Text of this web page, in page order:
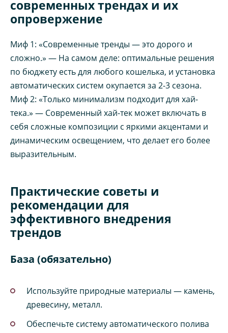
современных трендах и их
опровержение
Миф 1: «Современные тренды — это дорого и
сложно.» — На самом деле: оптимальные решения
по бюджету есть для любого кошелька, и установка
автоматических систем окупается за 2-3 сезона.
Миф 2: «Только минимализм подходит для хай-
тека.» — Современный хай-тек может включать в
себя сложные композиции с яркими акцентами и
динамическим освещением, что делает его более
выразительным.
Практические советы и
рекомендации для
эффективного внедрения
трендов
База (обязательно)
Используйте природные материалы — камень,
древесину, металл.
Обеспечьте систему автоматического полива